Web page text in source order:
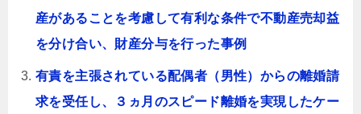
産があることを考慮して有利な条件で不動産売却益
を分け合い、財産分与を行った事例
有責を主張されている配偶者（男性）からの離婚請
求を受任し、３ヵ月のスピード離婚を実現したケー